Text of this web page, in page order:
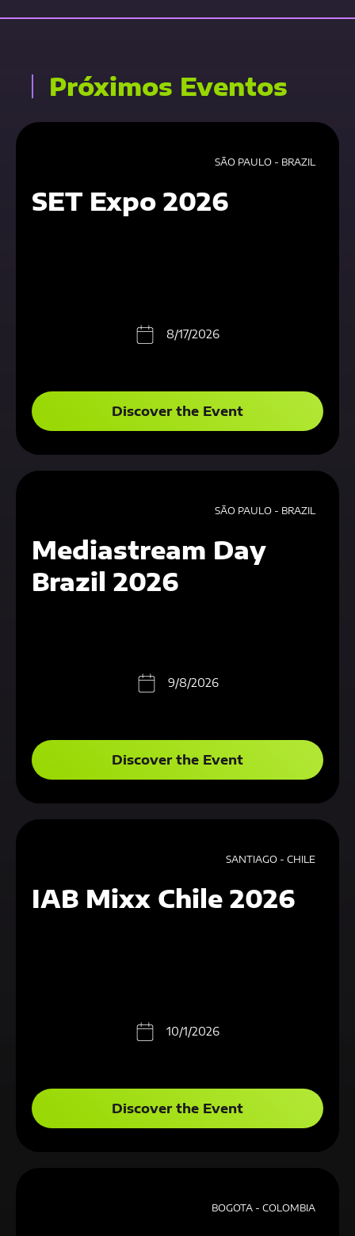
Próximos Eventos
SET Expo 2026
SÃO PAULO - BRAZIL
8/17/2026
Discover the Event
Mediastream Day
Brazil 2026
SÃO PAULO - BRAZIL
9/8/2026
Discover the Event
IAB Mixx Chile 2026
SANTIAGO - CHILE
10/1/2026
Discover the Event
BOGOTA - COLOMBIA